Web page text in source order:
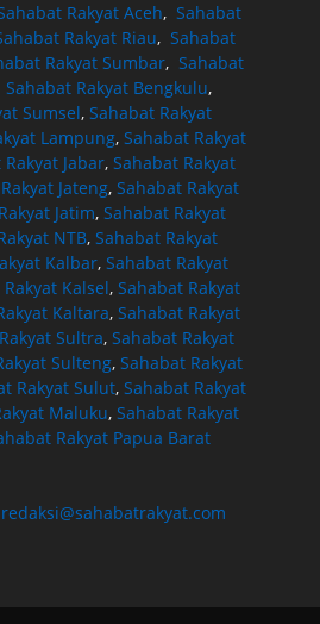
Rakyat Aceh, Sahabat
Rakyat Riau, Sahabat
Rakyat Sumbar,Sahabat
Sahabat Rakyat Bengkulu,
Sumsel, Sahabat Rakyat
Lampung,Sahabat Rakyat
Jabar,Sahabat Rakyat
Jateng, Sahabat Rakyat
Jatim, Sahabat Rakyat
NTB,Sahabat Rakyat
Kalbar,Sahabat Rakyat
Kalsel,Sahabat Rakyat
Kaltara,Sahabat Rakyat
Sultra, Sahabat Rakyat
Sulteng,Sahabat Rakyat
Rakyat Sulut,Sahabat Rakyat
Maluku,Sahabat Rakyat
Rakyat Papua Barat
redaksi@sahabatrakyat.com